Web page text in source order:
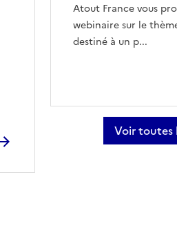
Atout France vous
webinaire sur le
destiné à un p...
Voir toutes